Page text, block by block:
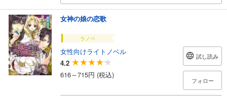
女神の娘の恋歌
ラノベ
女性向けライトノベル
4.2
616～715円 (税込)
試し読み
フォロー